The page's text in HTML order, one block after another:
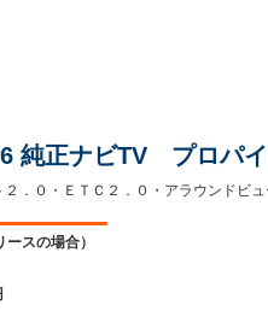
純正ナビTV プロパ
ースの場合）